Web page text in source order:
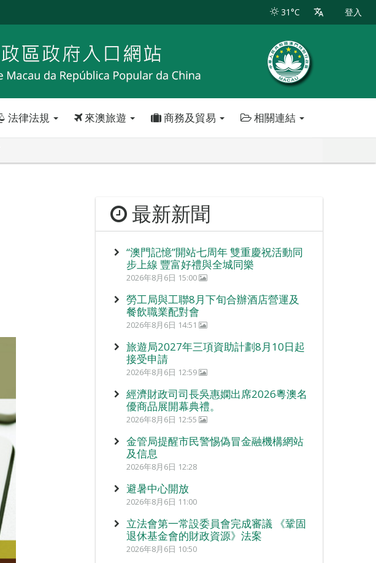
31°C 登入
法律法規 來澳旅遊 商務及貿易 相關連結
最新新聞
“澳門記憶”開站七周年 雙重慶祝活動同
步上線 豐富好禮與全城同樂
2026年8月6日 15:00
勞工局與工聯8月下旬合辦酒店營運及
餐飲職業配對會
2026年8月6日 14:51
旅遊局2027年三項資助計劃8月10日起
接受申請
2026年8月6日 12:59
經濟財政司司長吳惠嫻出席2026粵澳名
優商品展開幕典禮。
2026年8月6日 12:55
金管局提醒市民警惕偽冒金融機構網站
及信息
2026年8月6日 12:28
避暑中心開放
2026年8月6日 11:00
立法會第一常設委員會完成審議 《鞏固
退休基金會的財政資源》法案
2026年8月6日 10:50